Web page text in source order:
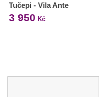
Tučepi - Vila Ante
3 950 Kč